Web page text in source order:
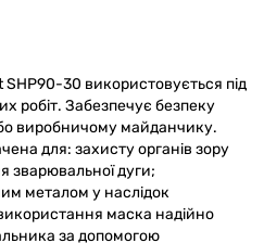
30 використовується під
робіт. Забезпечує безпеку
виробничому майданчику.
для: захисту органів зору
зварювальної дуги;
металом у наслідок
маска надійно
за допомогою